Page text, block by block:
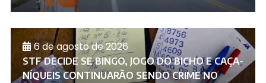
6 de agosto de 2026
STF DECIDE SE BINGO, JOGO DO BICHO E CAÇA-
NÍQUEIS CONTINUARÃO SENDO CRIME NO